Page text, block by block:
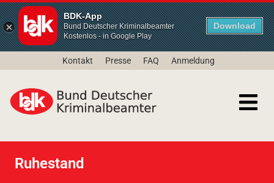
BDK-App
Bund Deutscher Kriminalbeamter
Kostenlos - in Google Play
Download
Kontakt Presse FAQ Anmeldung
Ruhestand